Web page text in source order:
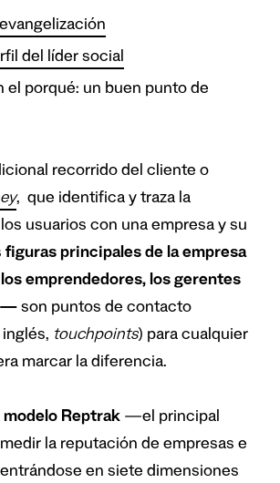
del líder social
el porqué: un buen punto de
recorrido del cliente o
, que identifica y traza la
usuarios con una empresa y su
figuras principales de la empresa
emprendedores, los gerentes
son puntos de contacto
touchpoints) para cualquier
marcar la diferencia.
modelo Reptrak —el principal
la reputación de empresas e
en siete dimensiones